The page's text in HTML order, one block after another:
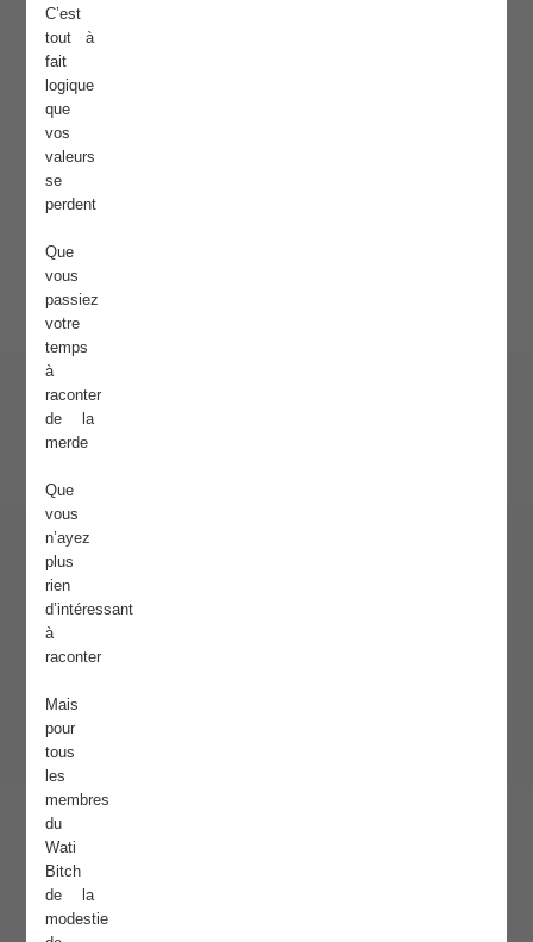
C’est
tout à
fait
logique
que
vos
valeurs
se
perdent
Que
vous
passiez
votre
temps
à
raconter
de la
merde
Que
vous
n’ayez
plus
rien
d’intéressant
à
raconter
Mais
pour
tous
les
membres
du
Wati
Bitch
de la
modestie